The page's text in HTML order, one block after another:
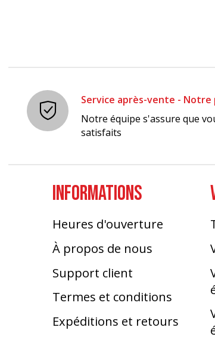
Service après-vente -
Notre équipe s'assure que
satisfaits
INFORMATIONS
Heures d'ouverture
À propos de nous
Support client
Termes et conditions
Expéditions et retours